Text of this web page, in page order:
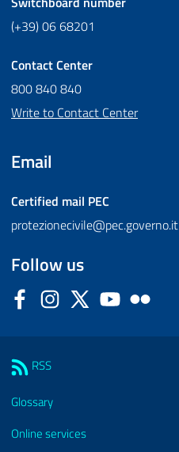
(+39) 06 68201
Contact Center
800 840 840
Write to Contact Center
Email
Certified mail PEC
protezionecivile@pec.governo.it
Follow us
FacebookInstagram
Twitter YouTube
RSS
Glossary
Online services